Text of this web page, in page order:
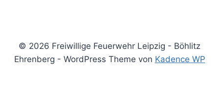
© 2026 Freiwillige Feuerwehr Leipzig - Böhlitz
Ehrenberg - WordPress Theme von Kadence WP